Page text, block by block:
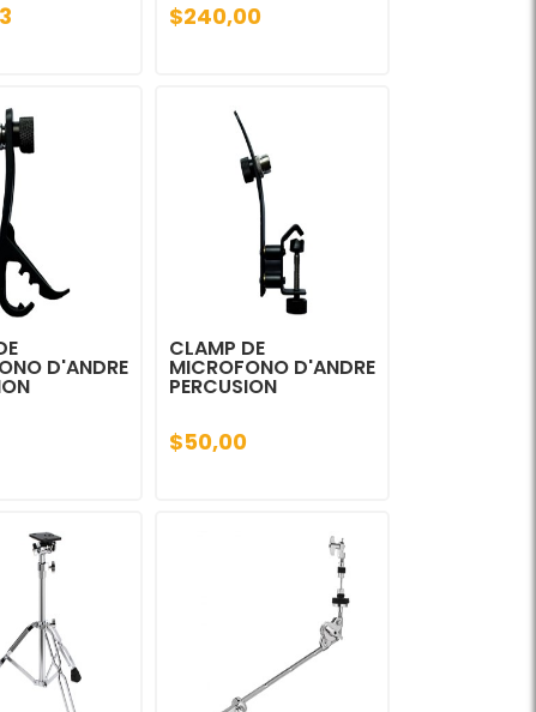
$240,00
D'ANDRE
CLAMP DE
MICROFONO D'ANDRE
PERCUSION
$50,00